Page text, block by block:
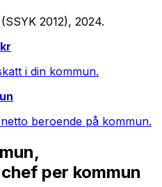
2012), 2024.
kr
i din kommun.
beroende på kommun.
per kommun